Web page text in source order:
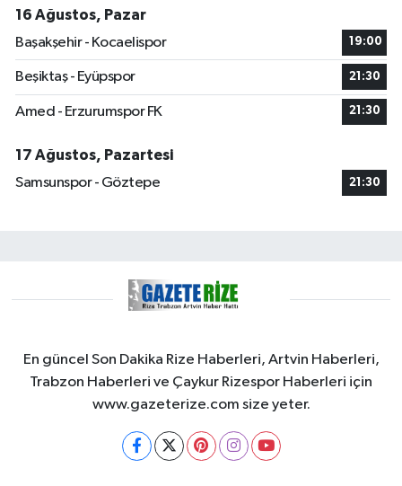
16 Ağustos, Pazar
Başakşehir - Kocaelispor
19:00
Beşiktaş - Eyüpspor 21:30
Amed - Erzurumspor FK 21:30
17 Ağustos, Pazartesi
Samsunspor - Göztepe
21:30
En güncel Son Dakika Rize Haberleri, Artvin Haberleri,
Trabzon Haberleri ve Çaykur Rizespor Haberleri için
www.gazeterize.com size yeter.